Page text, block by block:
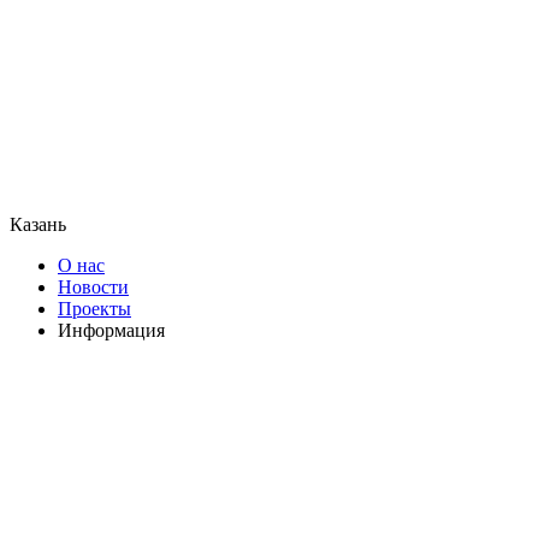
Казань
О нас
Новости
Проекты
Информация